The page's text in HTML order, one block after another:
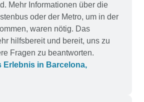
Mehr Informationen über die
oder der Metro, um in der
waren nötig. Das
hilfsbereit und bereit, uns zu
Fragen zu beantworten.
Erlebnis in Barcelona,